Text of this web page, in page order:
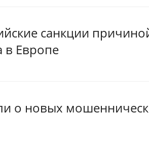
санкции
в Европе
о новых